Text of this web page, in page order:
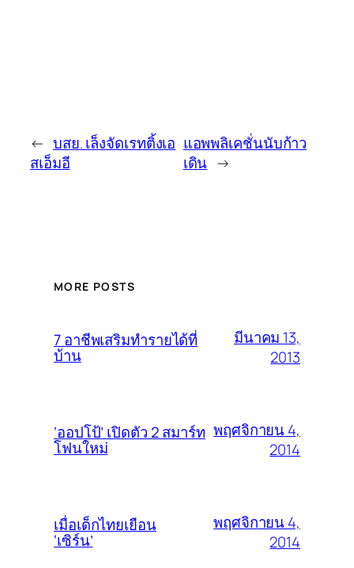
← บสย. เล็งจัดเรทติ้งเอ
สเอ็มอี
แอพพลิเคชั่นนับก้าว
เดิน →
MORE POSTS
7 อาชีพเสริมทำรายได้ที่
บ้าน
มีนาคม 13,
2013
‘ออปโป้’ เปิดตัว 2 สมาร์ท
โฟนใหม่
พฤศจิกายน 4,
2014
เมื่อเด็กไทยเยือน
‘เซิร์น’
พฤศจิกายน 4,
2014